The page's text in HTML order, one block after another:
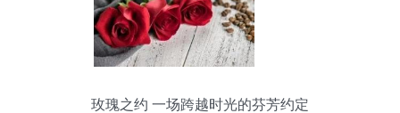
玫瑰之约 一场跨越时光的芬芳约定